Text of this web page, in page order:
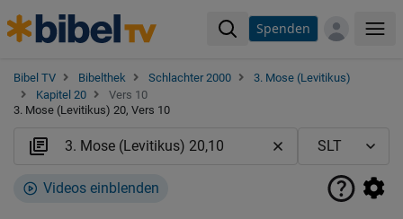
Spenden
Bibel TV Bibelthek Schlachter 2000
3. Mose (Levitikus)
Kapitel 20
Vers 10
3. Mose (Levitikus) 20, Vers 10
Videos einblenden